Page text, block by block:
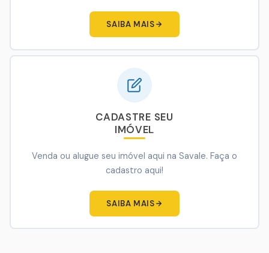
SAIBA MAIS
CADASTRE SEU
IMÓVEL
Venda ou alugue seu imóvel aqui na Savale. Faça o
cadastro aqui!
SAIBA MAIS